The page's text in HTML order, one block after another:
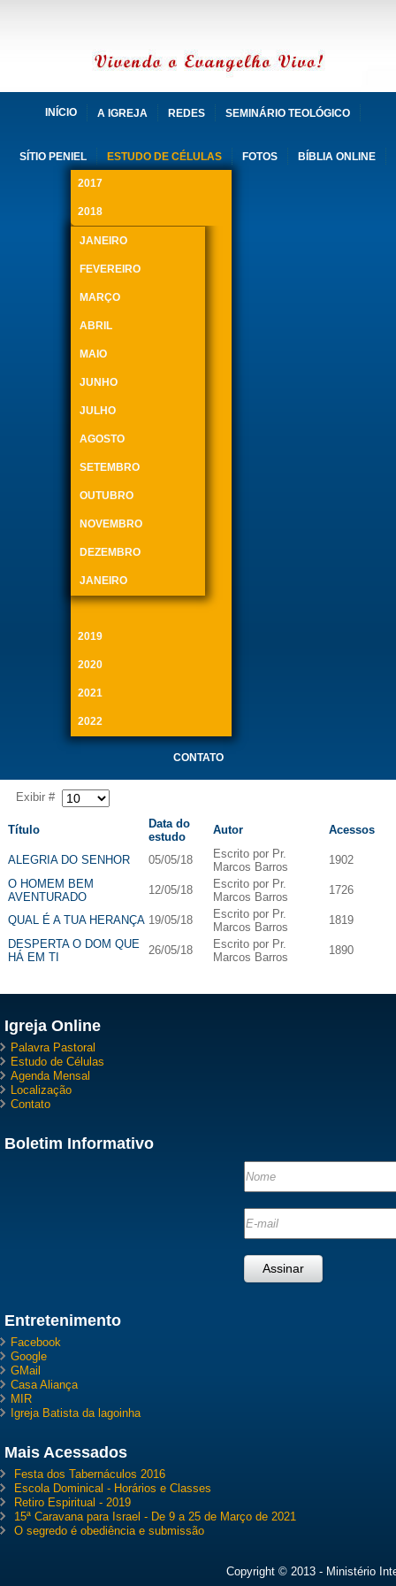
INÍCIO A IGREJA REDES SEMINÁRIO TEOLÓGICO
SÍTIO PENIEL ESTUDO DE CÉLULAS
2017
2018
JANEIRO
FEVEREIRO
MARÇO
ABRIL
MAIO
JUNHO
JULHO
AGOSTO
SETEMBRO
OUTUBRO
NOVEMBRO
DEZEMBRO
JANEIRO
2019
2020
2021
2022
FOTOS BÍBLIA ONLINE
CONTATO
Exibir #
Título
Data do
estudo
Autor Acessos
ALEGRIA DO SENHOR 05/05/18
Escrito por Pr.
Marcos Barros
1902
O HOMEM BEM
AVENTURADO
12/05/18
Escrito por Pr.
Marcos Barros
1726
QUAL É A TUA HERANÇA 19/05/18
Escrito por Pr.
Marcos Barros
1819
DESPERTA O DOM QUE
HÁ EM TI
26/05/18
Escrito por Pr.
Marcos Barros
1890
Igreja Online
Palavra Pastoral
Estudo de Células
Agenda Mensal
Localização
Contato
Boletim Informativo
Entretenimento
Facebook
Google
GMail
Casa Aliança
MIR
Igreja Batista da lagoinha
Mais Acessados
Festa dos Tabernáculos 2016
Escola Dominical - Horários e Classes
Retiro Espiritual - 2019
15ª Caravana para Israel - De 9 a 25 de Março de 2021
O segredo é obediência e submissão
Copyright © 2013 - Ministério